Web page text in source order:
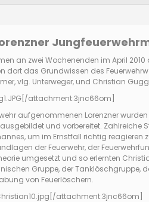
an zwei Wochenenden im April
dort das Grundwissen des
vlg. Unterweger, und Christian
[/attachment:3jnc66om]
aufgenommenen Lorenzner
und vorbereitet. Zahlreiche
um im Ernstfall richtig reagieren
der Feuerwehr, der
umgesetzt und so erlernten
Gruppe, der Tanklöschgruppe,
von Feuerlöschern.
[/attachment:3jnc66om]